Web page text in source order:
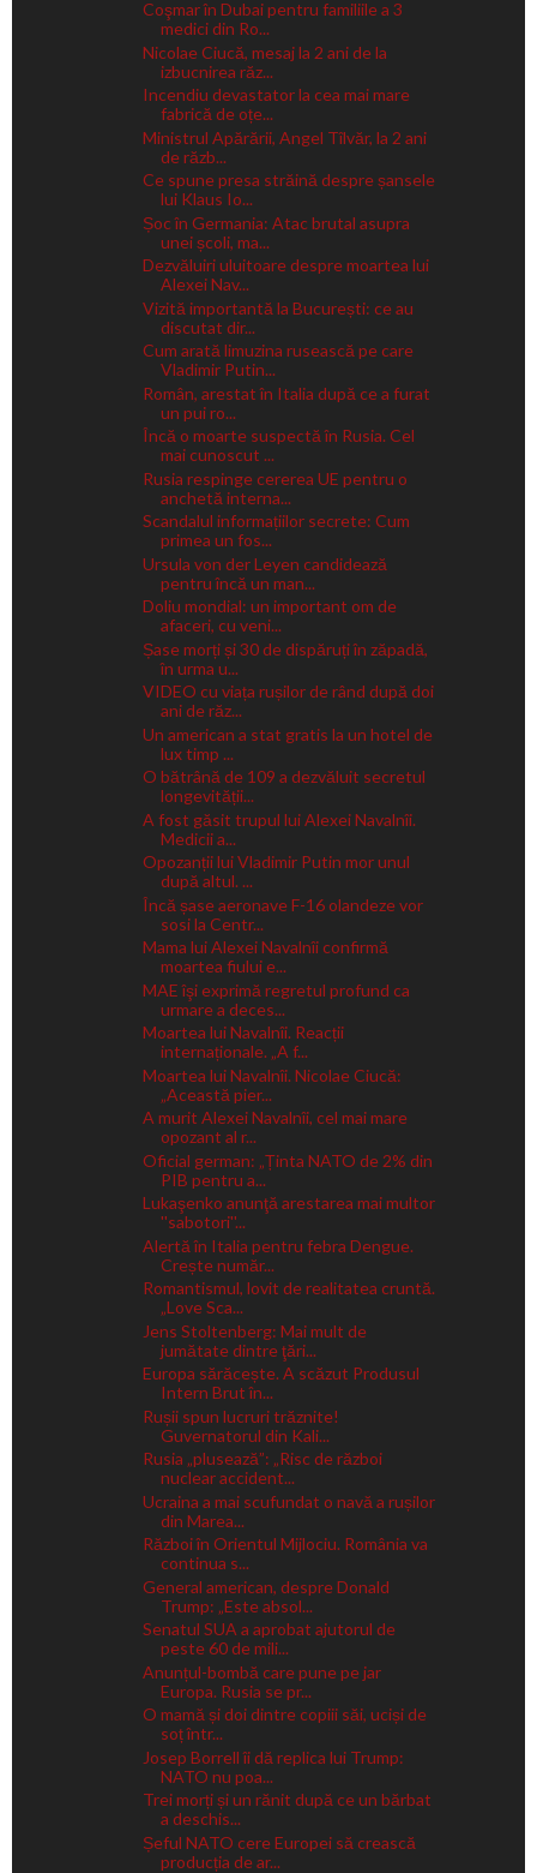
Coşmar în Dubai pentru familiile a 3
medici din Ro...
Nicolae Ciucă, mesaj la 2 ani de la
izbucnirea răz...
Incendiu devastator la cea mai mare
fabrică de oțe...
Ministrul Apărării, Angel Tîlvăr, la 2 ani
de răzb...
Ce spune presa străină despre șansele
lui Klaus Io...
Șoc în Germania: Atac brutal asupra
unei școli, ma...
Dezvăluiri uluitoare despre moartea lui
Alexei Nav...
Vizită importantă la București: ce au
discutat dir...
Cum arată limuzina rusească pe care
Vladimir Putin...
Român, arestat în Italia după ce a furat
un pui ro...
Încă o moarte suspectă în Rusia. Cel
mai cunoscut ...
Rusia respinge cererea UE pentru o
anchetă interna...
Scandalul informațiilor secrete: Cum
primea un fos...
Ursula von der Leyen candidează
pentru încă un man...
Doliu mondial: un important om de
afaceri, cu veni...
Șase morți și 30 de dispăruți în zăpadă,
în urma u...
VIDEO cu viața rușilor de rând după doi
ani de răz...
Un american a stat gratis la un hotel de
lux timp ...
O bătrână de 109 a dezvăluit secretul
longevității...
A fost găsit trupul lui Alexei Navalnîi.
Medicii a...
Opozanții lui Vladimir Putin mor unul
după altul. ...
Încă șase aeronave F-16 olandeze vor
sosi la Centr...
Mama lui Alexei Navalnîi confirmă
moartea fiului e...
MAE îşi exprimă regretul profund ca
urmare a deces...
Moartea lui Navalnîi. Reacții
internaționale. „A f...
Moartea lui Navalnîi. Nicolae Ciucă:
„Această pier...
A murit Alexei Navalnîi, cel mai mare
opozant al r...
Oficial german: „Ținta NATO de 2% din
PIB pentru a...
Lukaşenko anunţă arestarea mai multor
''sabotori''...
Alertă în Italia pentru febra Dengue.
Crește număr...
Romantismul, lovit de realitatea cruntă.
„Love Sca...
Jens Stoltenberg: Mai mult de
jumătate dintre ţări...
Europa sărăcește. A scăzut Produsul
Intern Brut în...
Rușii spun lucruri trăznite!
Guvernatorul din Kali...
Rusia „plusează”: „Risc de război
nuclear accident...
Ucraina a mai scufundat o navă a rușilor
din Marea...
Război în Orientul Mijlociu. România va
continua s...
General american, despre Donald
Trump: „Este absol...
Senatul SUA a aprobat ajutorul de
peste 60 de mili...
Anunțul-bombă care pune pe jar
Europa. Rusia se pr...
O mamă și doi dintre copiii săi, uciși de
soț într...
Josep Borrell îi dă replica lui Trump:
NATO nu poa...
Trei morți și un rănit după ce un bărbat
a deschis...
Șeful NATO cere Europei să crească
producția de ar...